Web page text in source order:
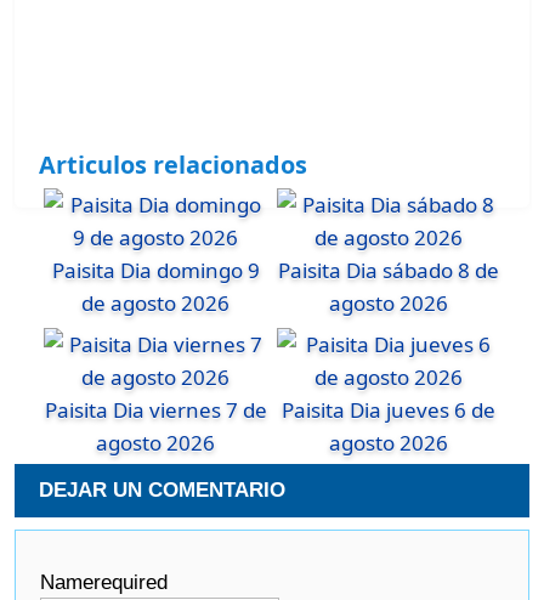
Articulos relacionados
Paisita Dia domingo 9
de agosto 2026
Paisita Dia sábado 8 de
agosto 2026
Paisita Dia viernes 7 de
agosto 2026
Paisita Dia jueves 6 de
agosto 2026
DEJAR UN COMENTARIO
Namerequired